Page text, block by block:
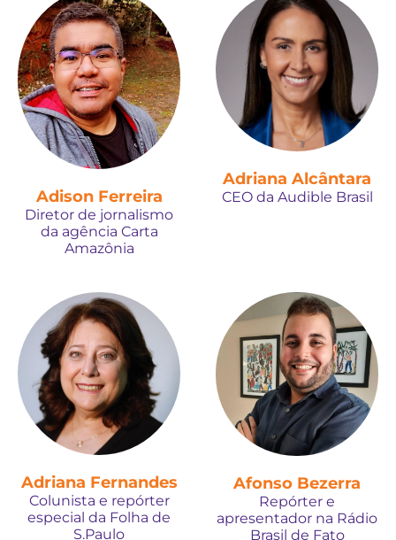
Adison Ferreira
Diretor de jornalismo
da agência Carta
Amazônia
Adriana Alcântara
CEO da Audible Brasil
Adriana Fernandes
Colunista e repórter
especial da Folha de
S.Paulo
Afonso Bezerra
Repórter e
apresentador na Rádio
Brasil de Fato